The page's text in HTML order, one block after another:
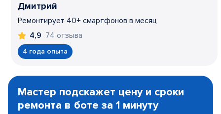
Дмитрий
Ремонтирует 40+ смартфонов в месяц
4,9 74 отзыва
4 года опыта
1
Мастер подскажет цену и сроки
ремонта в боте за 1 минуту